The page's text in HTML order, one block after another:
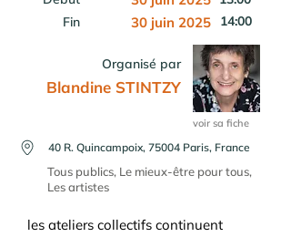
Fin
30 juin 2025 14:00
Organisé par
Blandine STINTZY
voir sa fiche
40 R. Quincampoix, 75004 Paris, France
Tous publics, Le mieux-être pour tous,
Les artistes
les ateliers collectifs continuent